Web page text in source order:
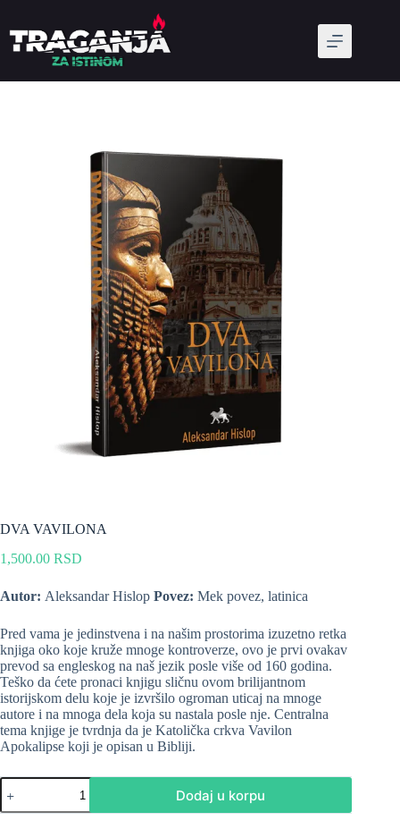
DVA VAVILONA
1,500.00 RSD
Autor: Aleksandar Hislop Povez: Mek povez, latinica
Pred vama je jedinstvena i na našim prostorima izuzetno retka
knjiga oko koje kruže mnoge kontroverze, ovo je prvi ovakav
prevod sa engleskog na naš jezik posle više od 160 godina.
Teško da ćete pronaci knjigu sličnu ovom brilijantnom
istorijskom delu koje je izvršilo ogroman uticaj na mnoge
autore i na mnoga dela koja su nastala posle nje. Centralna
tema knjige je tvrdnja da je Katolička crkva Vavilon
Apokalipse koji je opisan u Bibliji.
Dodaj u korpu